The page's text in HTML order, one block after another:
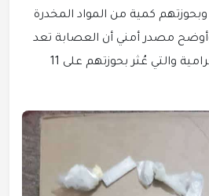
كمية من المواد المخدرة
مصدر أمني أن العصابة تعد
من اخطر العصابات الاجرامية والتي عُثر بحوزتهم على 11